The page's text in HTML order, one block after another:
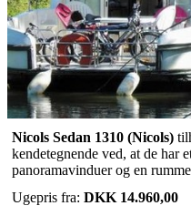
Nicols Sedan 1310 (Nicols)
kendetegnende ved, at de har
panoramavinduer og en
Ugepris fra: DKK 14.960,00